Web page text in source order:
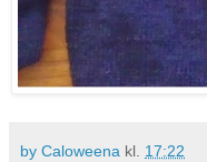
by Caloweena kl. 17:22